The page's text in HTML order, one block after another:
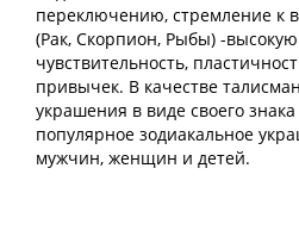
переключению, стремление к
(Рак, Скорпион, Рыбы) -
чувствительность,
привычек. В качестве
украшения в виде своего
популярное зодиакальное
мужчин, женщин и детей.